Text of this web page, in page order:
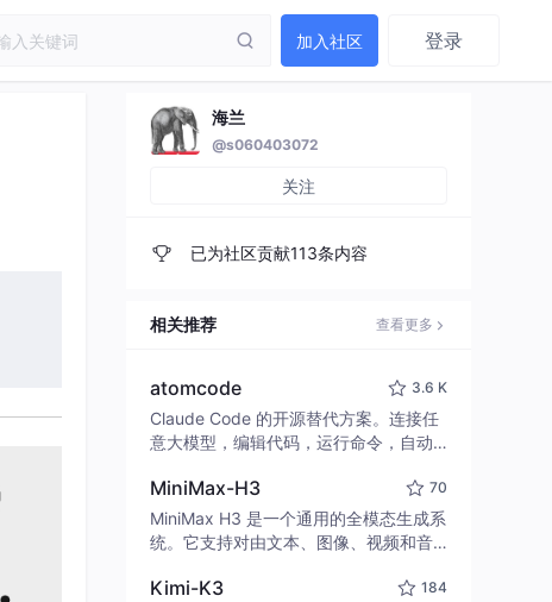
加入社区 登录
海兰
@s060403072
关注
已为社区贡献113条内容
相关推荐 查看更多
atomcode 3.6 K
Claude Code 的开源替代方案。连接任
意大模型，编辑代码，运行命令，自动
致性能。 ｜ An open-source alternativ
e to Claude Code. Connect any LLM,
edit code, run commands, and verify
MiniMax-H3 70
MiniMax H3 是一个通用的全模态生成系
统。它支持对由文本、图像、视频和音
并能生成分辨率高达 2K、时长可达 15
Kimi-K3 184